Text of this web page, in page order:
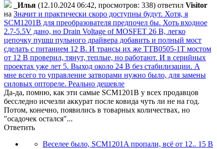
_Илья (12.10.2024 06:42, просмотров: 338) ответил Visitor
на Значит и практически скоро доступны будут. Хотя, я
SCM1201B для преобразователя предпочел бы. Хоть входное
2.7-5.5V дано, но Drain Voltage of MOSFET 26 В, легко
цепочку пушш пульного драйвера добавить и полный мост
сделать с питанием 12 В. И трансы их же TTB0505-1T мостом
от 12 В проверил, тянут, теплые, но работают. И в серийных
проектах уже лет 5. Выход около 24 В без стабилизации. А
мне всего то управление затворами нужно было, для замены
силовых оптореле. Реально дешевле
Да-да, помню, как эти самые SCM1201B у всех продавцов
бесследно исчезли аккурат после ковида чуть ли не на год.
Потом, конечно, появились в товарных количествах, но
"осадочек остался"...
Ответить
Веселее было, SCM1201A пропали, всё от 12.. 15 В